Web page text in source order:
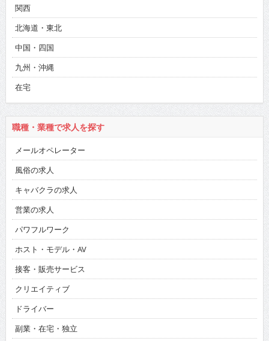
関西
北海道・東北
中国・四国
九州・沖縄
在宅
職種・業種で求人を探す
メールオペレーター
風俗の求人
キャバクラの求人
営業の求人
パワフルワーク
ホスト・モデル・AV
接客・販売サービス
クリエイティブ
ドライバー
副業・在宅・独立